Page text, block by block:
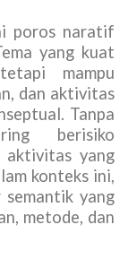
poros naratif
yang kuat
mampu
dan aktivitas
Tanpa
berisiko
aktivitas yang
konteks ini,
yang
metode, dan